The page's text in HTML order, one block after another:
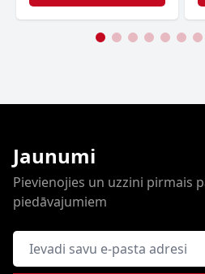
Jaunumi
Pievienojies un uzzini pirmais
piedāvajumiem
E-pasta adrese